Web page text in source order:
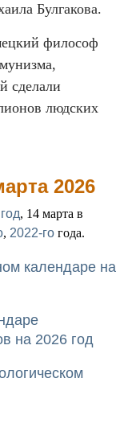
Булгакова.
философ
сделали
людских
2026
, 14 марта в
, 2022-го года.
календаре на
на 2026 год